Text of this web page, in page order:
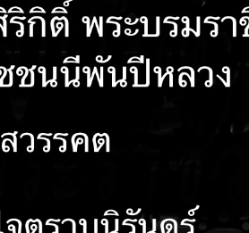
รัพยากรบุคคล ประจำปี 2567